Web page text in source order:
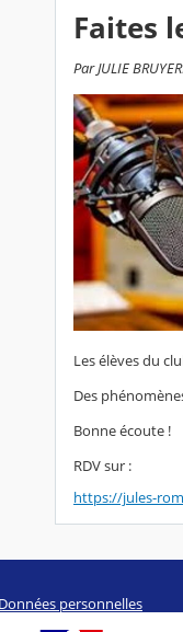
Faites
Par JULIE
Les élèves du
Des
Bonne écoute !
RDV sur :
https://jules-
Données personnelles